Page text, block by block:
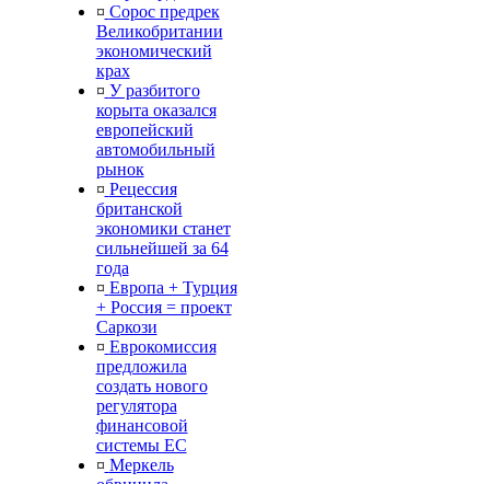
¤ Сорос предрек
Великобритании
экономический
крах
¤ У разбитого
корыта оказался
европейский
автомобильный
рынок
¤ Рецессия
британской
экономики станет
сильнейшей за 64
года
¤ Европа + Турция
+ Россия = проект
Саркози
¤ Еврокомиссия
предложила
создать нового
регулятора
финансовой
системы ЕС
¤ Меркель